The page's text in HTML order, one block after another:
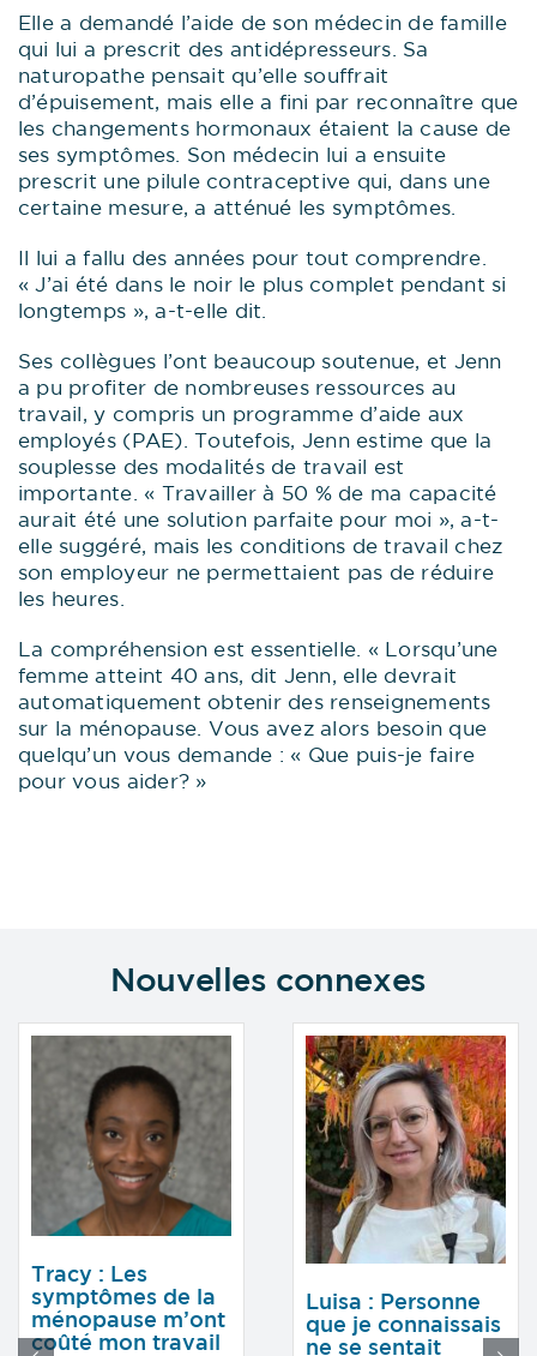
Elle a demandé l’aide de son médecin de famille
qui lui a prescrit des antidépresseurs. Sa
naturopathe pensait qu’elle souffrait
d’épuisement, mais elle a fini par reconnaître que
les changements hormonaux étaient la cause de
ses symptômes. Son médecin lui a ensuite
prescrit une pilule contraceptive qui, dans une
certaine mesure, a atténué les symptômes.
Il lui a fallu des années pour tout comprendre.
« J’ai été dans le noir le plus complet pendant si
longtemps », a-t-elle dit.
Ses collègues l’ont beaucoup soutenue, et Jenn
a pu profiter de nombreuses ressources au
travail, y compris un programme d’aide aux
employés (PAE). Toutefois, Jenn estime que la
souplesse des modalités de travail est
importante. « Travailler à 50 % de ma capacité
aurait été une solution parfaite pour moi », a-t-
elle suggéré, mais les conditions de travail chez
son employeur ne permettaient pas de réduire
les heures.
La compréhension est essentielle. « Lorsqu’une
femme atteint 40 ans, dit Jenn, elle devrait
automatiquement obtenir des renseignements
sur la ménopause. Vous avez alors besoin que
quelqu’un vous demande : « Que puis-je faire
pour vous aider? »
Nouvelles connexes
Tracy : Les
symptômes de la
ménopause m’ont
coûté mon travail
Luisa : Personne
que je connaissais
ne se sentait